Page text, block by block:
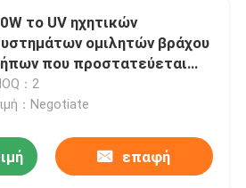
PA
PA
IP
το UV ηχητικών
ομιλητών βράχου
που προστατεύεται
：2
：Negotiate
επαφή